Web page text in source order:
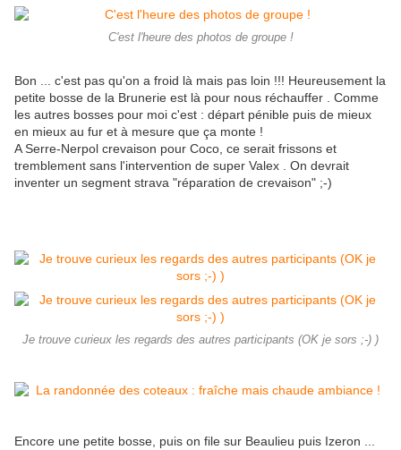
C'est l'heure des photos de groupe !
Bon ... c'est pas qu'on a froid là mais pas loin !!! Heureusement la
petite bosse de la Brunerie est là pour nous réchauffer . Comme
les autres bosses pour moi c'est : départ pénible puis de mieux
en mieux au fur et à mesure que ça monte !
A Serre-Nerpol crevaison pour Coco, ce serait frissons et
tremblement sans l'intervention de super Valex . On devrait
inventer un segment strava "réparation de crevaison" ;-)
Je trouve curieux les regards des autres participants (OK je sors ;-) )
Encore une petite bosse, puis on file sur Beaulieu puis Izeron ...